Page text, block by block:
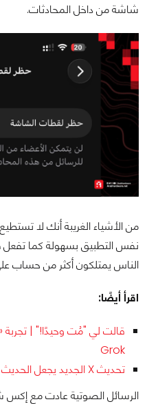
شاشة من داخل المحادثات.
من الأشياء الغريبة أنك لا
نفس التطبيق بسهولة كما
الناس يمتلكون أكثر من حساب
اقرأ أيضًا:
قالت لي "مُت وحيدًا!" | تجربة
Grok
تحديث X الجديد يجعل الحديث مع Grok للمشتركين فقط!
الرسائل الصوتية عادت مع إكس